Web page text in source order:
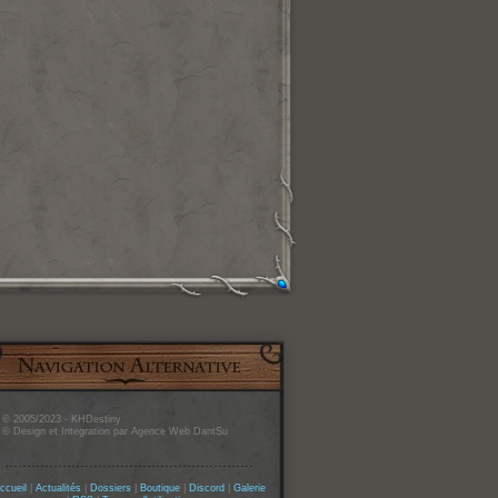
© 2005/2023 - KHDestiny
© Design et Integration par Agence Web DantSu
Actualités Dossiers| Boutique| Discord
Galerie